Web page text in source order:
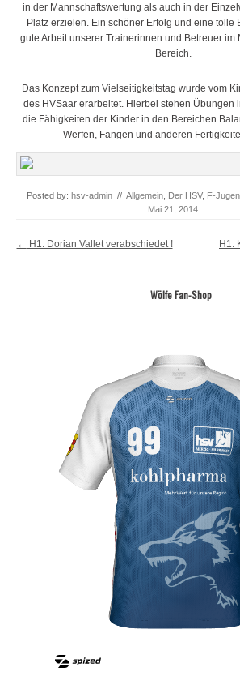
in der Mannschaftswertung als auch in der
Platz erzielen. Ein schöner Erfolg und eine tolle
gute Arbeit unserer Trainerinnen und Betreuer im
Bereich.
Das Konzept zum Vielseitigkeitstag wurde vom
des HVSaar erarbeitet. Hierbei stehen Übungen
die Fähigkeiten der Kinder in den Bereichen
Werfen, Fangen und anderen
Posted by: hsv-admin // Allgemein, Der HSV, F-
Mai 21, 2014
Post navigation
← H1: Dorian Vallet verabschiedet !
H1:
Wölfe Fan-Shop